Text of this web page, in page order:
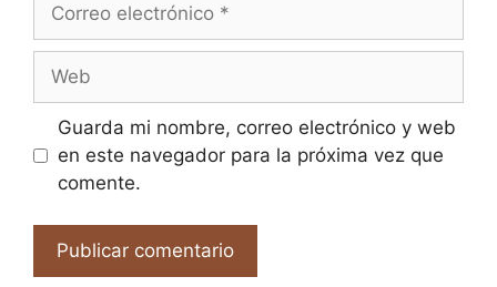
electrónico
Guarda mi nombre, correo electrónico y web
en este navegador para la próxima vez que
comente.